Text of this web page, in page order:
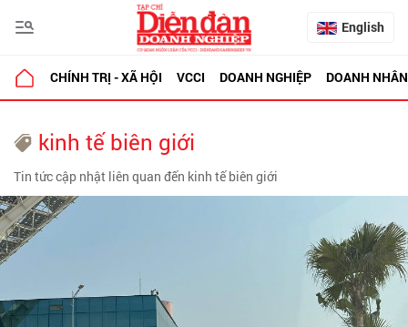
English
CHÍNH TRỊ - XÃ HỘI VCCI DOANH NGHIỆP DOANH NHÂN
kinh tế biên giới
Tin tức cập nhật liên quan đến kinh tế biên giới